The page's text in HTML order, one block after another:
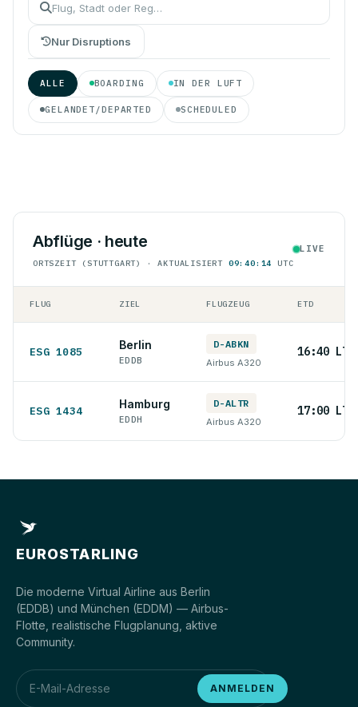
Nur Disruptions
ALLE BOARDING IN DER LUFT
GELANDET/DEPARTED SCHEDULED
Abflüge · heute
ORTSZEIT (STUTTGART) · AKTUALISIERT 09:40:14 UTC
LIVE
FLUG ZIEL FLUGZEUG ETD
ESG 1085
Berlin
EDDB
D-ABKN
Airbus A320
16:40 LT
ESG 1434
Hamburg
EDDH
D-ALTR
Airbus A320
17:00 LT
EUROSTARLING
Die moderne Virtual Airline aus Berlin
(EDDB) und München (EDDM) — Airbus-
Flotte, realistische Flugplanung, aktive
Community.
ANMELDEN